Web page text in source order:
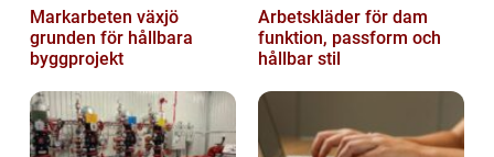
Markarbeten växjö
grunden för hållbara
byggprojekt
Arbetskläder för dam
funktion, passform och
hållbar stil